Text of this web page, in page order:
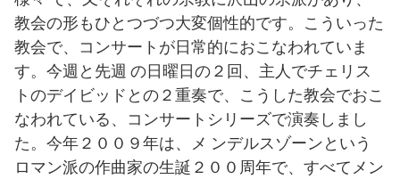
教会の形もひとつづつ大変個性的です。こういった
教会で、コンサートが日常的におこなわれていま
す。今週と先週 の日曜日の２回、主人でチェリス
トのデイビッドとの２重奏で、こうした教会でおこ
なわれている、コンサートシリーズで演奏しまし
た。今年２００９年は、メ ンデルスゾーンという
ロマン派の作曲家の生誕２００周年で、すべてメン